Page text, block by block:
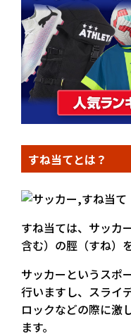
すね当てとは？
すね当ては、サッカ
含む）の脛（すね）
サッカーというスポ
行いますし、スライ
ロックなどの際に激
ます。